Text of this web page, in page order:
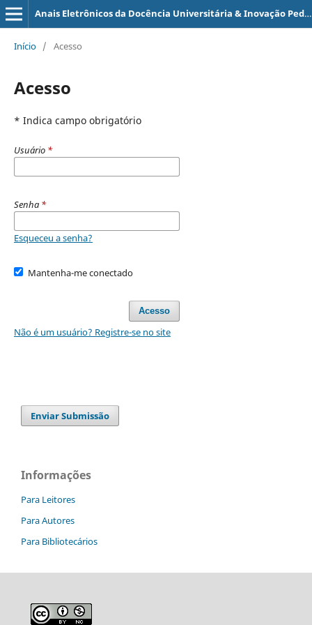
Anais Eletrônicos da Docência Universitária & Inovação Pedagógica
Início / Acesso
Acesso
* Indica campo obrigatório
Usuário *
Senha *
Esqueceu a senha?
Mantenha-me conectado
Acesso
Não é um usuário? Registre-se no site
Enviar Submissão
Informações
Para Leitores
Para Autores
Para Bibliotecários